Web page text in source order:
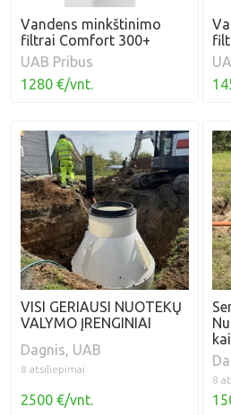
Vandens minkštinimo
filtrai Comfort 300+
UAB Pribus
1280 €/vnt.
VISI GERIAUSI NUOTEKŲ
VALYMO ĮRENGINIAI
Dagnis, UAB
8 atsiliepimai
2500 €/vnt.
8